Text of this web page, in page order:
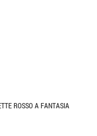
ROSSO A FANTASIA